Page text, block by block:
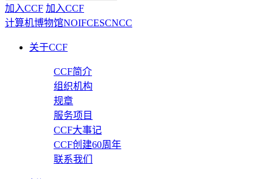
加入CCF 加入CCF
计算机博物馆NOIFCESCNCC
关于CCF
CCF简介
组织机构
规章
服务项目
CCF大事记
CCF创建60周年
联系我们